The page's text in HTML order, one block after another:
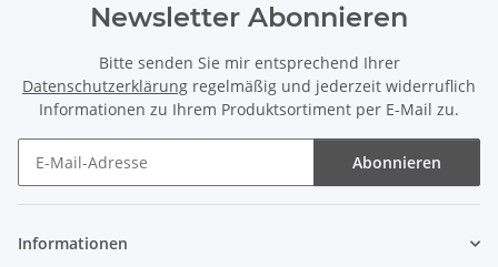
Newsletter Abonnieren
Bitte senden Sie mir entsprechend Ihrer
Datenschutzerklärung regelmäßig und jederzeit widerruflich
Informationen zu Ihrem Produktsortiment per E-Mail zu.
Abonnieren
Informationen